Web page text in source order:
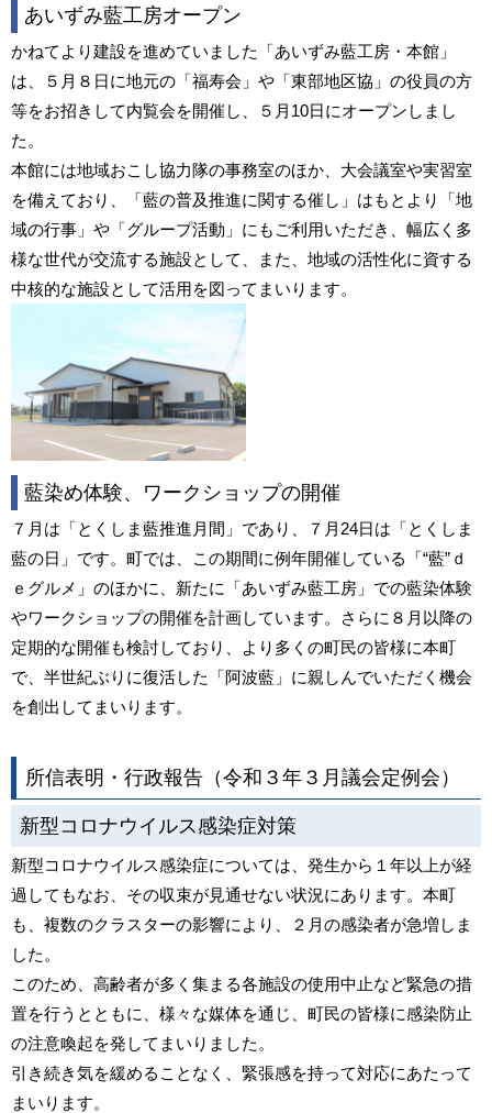
あいずみ藍工房オープン
かねてより建設を進めていました「あいずみ藍工房・本館」
は、５月８日に地元の「福寿会」や「東部地区協」の役員の方
等をお招きして内覧会を開催し、５月10日にオープンしまし
た。
本館には地域おこし協力隊の事務室のほか、大会議室や実習室
を備えており、「藍の普及推進に関する催し」はもとより「地
域の行事」や「グループ活動」にもご利用いただき、幅広く多
様な世代が交流する施設として、また、地域の活性化に資する
中核的な施設として活用を図ってまいります。
藍染め体験、ワークショップの開催
７月は「とくしま藍推進月間」であり、７月24日は「とくしま
藍の日」です。町では、この期間に例年開催している「“藍”ｄ
ｅグルメ」のほかに、新たに「あいずみ藍工房」での藍染体験
やワークショップの開催を計画しています。さらに８月以降の
定期的な開催も検討しており、より多くの町民の皆様に本町
で、半世紀ぶりに復活した「阿波藍」に親しんでいただく機会
を創出してまいります。
所信表明・行政報告（令和３年３月議会定例会）
新型コロナウイルス感染症対策
新型コロナウイルス感染症については、発生から１年以上が経
過してもなお、その収束が見通せない状況にあります。本町
も、複数のクラスターの影響により、２月の感染者が急増しま
した。
このため、高齢者が多く集まる各施設の使用中止など緊急の措
置を行うとともに、様々な媒体を通じ、町民の皆様に感染防止
の注意喚起を発してまいりました。
引き続き気を緩めることなく、緊張感を持って対応にあたって
まいります。